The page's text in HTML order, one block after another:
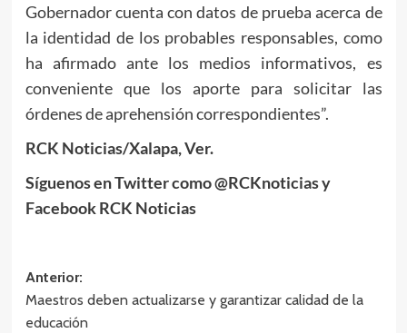
Gobernador cuenta con datos de prueba acerca de
la identidad de los probables responsables, como
ha afirmado ante los medios informativos, es
conveniente que los aporte para solicitar las
órdenes de aprehensión correspondientes”.
RCK Noticias/Xalapa, Ver.
Síguenos en Twitter como @RCKnoticias y
Facebook RCK Noticias
Navegación
de
Anterior:
Maestros deben actualizarse y garantizar calidad de la
educación